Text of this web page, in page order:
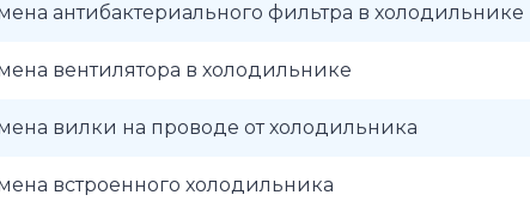
антибактериального фильтра в холодильнике
вентилятора в холодильнике
вилки на проводе от холодильника
встроенного холодильника